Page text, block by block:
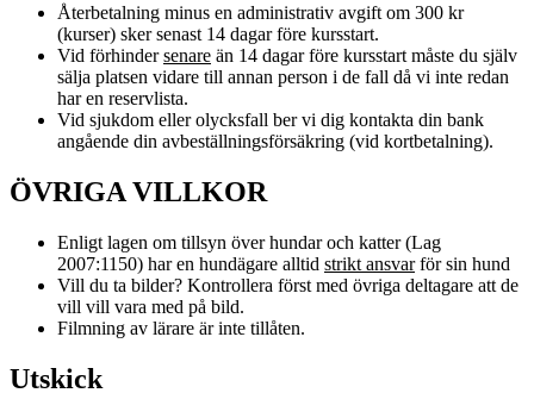
Återbetalning minus en administrativ avgift om 300 kr
(kurser) sker senast 14 dagar före kursstart.
Vid förhindersenare än 14 dagar före kursstart måste du själv
sälja platsen vidare till annan person i de fall då vi inte redan
har en reservlista.
Vid sjukdom eller olycksfall ber vi dig kontakta din bank
angående din avbeställningsförsäkring (vid kortbetalning).
ÖVRIGA VILLKOR
Enligt lagen om tillsyn över hundar och katter (Lag
2007:1150) har en hundägare alltid strikt ansvarför sin hund
Vill du ta bilder? Kontrollera först med övriga deltagare att de
vill vill vara med på bild.
Filmning av lärare är inte tillåten.
Utskick